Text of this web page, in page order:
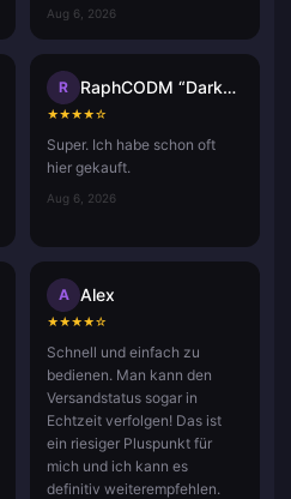
Aug 6, 2026
R RaphCODM “Darkninja_Agma.io”
★★★★☆
Super. Ich habe schon oft
hier gekauft.
Aug 6, 2026
A Alex
★★★★☆
Schnell und einfach zu
bedienen. Man kann den
Versandstatus sogar in
Echtzeit verfolgen! Das ist
ein riesiger Pluspunkt für
mich und ich kann es
definitiv weiterempfehlen.